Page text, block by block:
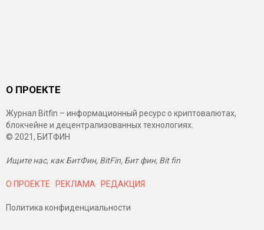
О ПРОЕКТЕ
Журнал Bitfin – информационный ресурс о криптовалютах,
блокчейне и децентрализованных технологиях.
© 2021, БИТФИН
Ищите нас, как БитФин, BitFin, Бит фин, Bit fin
О ПРОЕКТЕ РЕКЛАМА РЕДАКЦИЯ
Политика конфиденциальности